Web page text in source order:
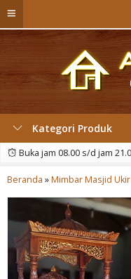
Kategori Produk
Buka jam 08.00 s/d jam
Beranda »Mimbar Masjid Ukir